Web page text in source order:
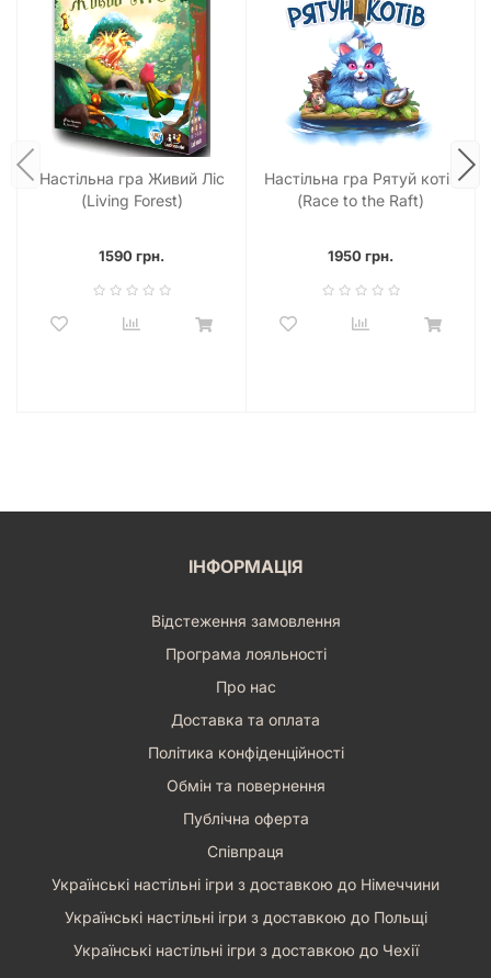
Настільна гра Живий Ліс
(Living Forest)
1590 грн.
Настільна гра Рятуй котів
(Race to the Raft)
1950 грн.
ІНФОРМАЦІЯ
Відстеження замовлення
Програма лояльності
Про нас
Доставка та оплата
Політика конфіденційності
Обмін та повернення
Публічна оферта
Співпраця
Українські настільні ігри з доставкою до Німеччини
Українські настільні ігри з доставкою до Польщі
Українські настільні ігри з доставкою до Чехії